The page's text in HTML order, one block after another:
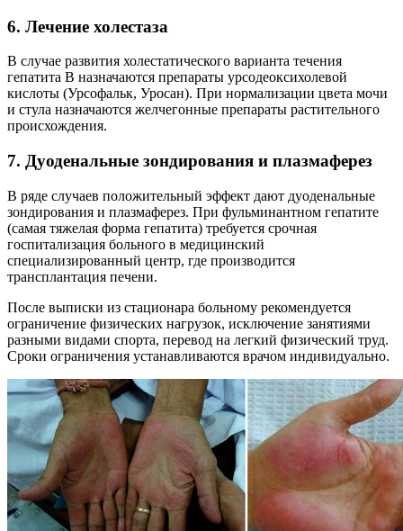
6. Лечение холестаза
В случае развития холестатического варианта течения
гепатита В назначаются препараты урсодеоксихолевой
кислоты (Урсофальк, Уросан). При нормализации цвета мочи
и стула назначаются желчегонные препараты растительного
происхождения.
7. Дуоденальные зондирования и плазмаферез
В ряде случаев положительный эффект дают дуоденальные
зондирования и плазмаферез. При фульминантном гепатите
(самая тяжелая форма гепатита) требуется срочная
госпитализация больного в медицинский
специализированный центр, где производится
трансплантация печени.
После выписки из стационара больному рекомендуется
ограничение физических нагрузок, исключение занятиями
разными видами спорта, перевод на легкий физический труд.
Сроки ограничения устанавливаются врачом индивидуально.